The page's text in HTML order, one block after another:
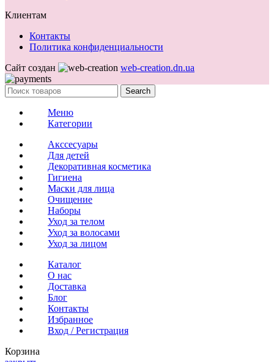
Клиентам
Контакты
Политика конфиденциальности
Сайт создан
web-creation.dn.ua
Search
Меню
Категории
Акссесуары
Для детей
Декоративная косметика
Гигиена
Маски для лица
Очищение
Наборы
Уход за телом
Уход за волосами
Уход за лицом
Каталог
О нас
Доставка
Блог
Контакты
Избранное
Вход / Регистрация
Корзина